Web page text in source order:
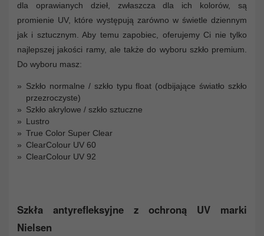
dla oprawianych dzieł, zwłaszcza dla ich kolorów, są
promienie UV, które występują zarówno w świetle dziennym
jak i sztucznym. Aby temu zapobiec, oferujemy Ci nie tylko
najlepszej jakości ramy, ale także do wyboru szkło premium.
Do wyboru masz:
Szkło normalne / szkło typu float (odbijające światło szkło
przezroczyste)
Szkło akrylowe / szkło sztuczne
Lustro
True Color Super Clear
ClearColour UV 60
ClearColour UV 92
Szkła antyrefleksyjne z ochroną UV marki
Nielsen